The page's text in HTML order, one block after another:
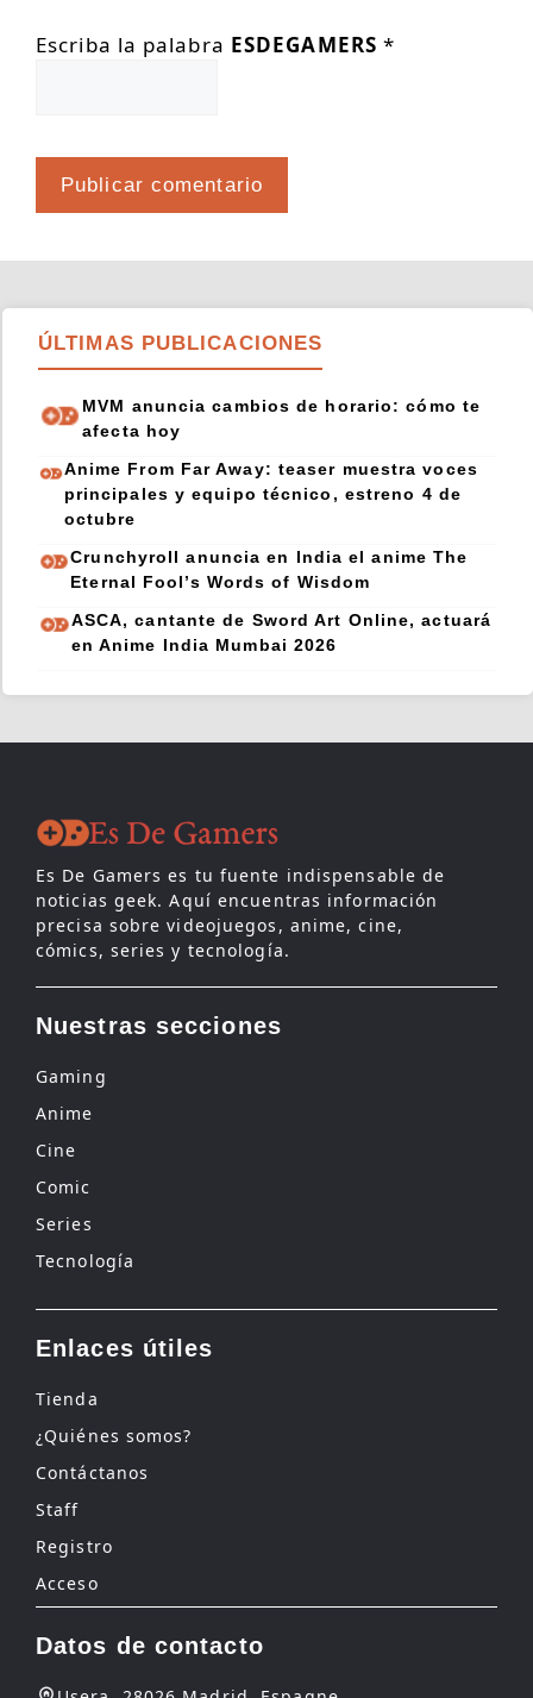
Escriba la palabra ESDEGAMERS *
ÚLTIMAS PUBLICACIONES
MVM anuncia cambios de horario: cómo te
afecta hoy
Anime From Far Away: teaser muestra voces
principales y equipo técnico, estreno 4 de
octubre
Crunchyroll anuncia en India el anime The
Eternal Fool’s Words of Wisdom
ASCA, cantante de Sword Art Online, actuará
en Anime India Mumbai 2026
Es De Gamers es tu fuente indispensable de
noticias geek. Aquí encuentras información
precisa sobre videojuegos, anime, cine,
cómics, series y tecnología.
Nuestras secciones
Gaming
Anime
Cine
Comic
Series
Tecnología
Enlaces útiles
Tienda
¿Quiénes somos?
Contáctanos
Staff
Registro
Acceso
Datos de contacto